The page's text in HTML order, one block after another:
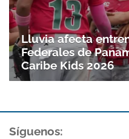
Lluvia afecta
Federales de
Caribe Kids 2026
Síguenos: